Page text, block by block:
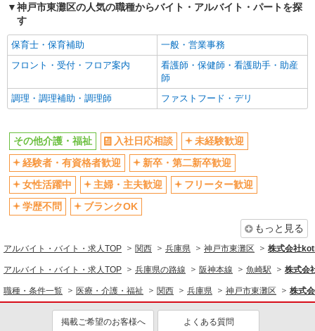
昇給あり
完全週休2日制
フルタイム歓迎
禁煙・分煙
駅直結・駅チカ
車通勤OK
自転車通勤OK
残業少なめ（月20h未満）
交通費支給
退職金・財形貯蓄制度あり
各種手当（家族・役職・インセン
ティブなど）あり
制服貸与
研修制度あり
資格取得支援制度あり
同じ職種から求人を探す
同じ特徴から求人を探す
未経験歓迎
ミドル（40代～）活躍中
ボーナス・賞与あり
車通勤OK
神戸市東灘区の人気の職種からバイト・アルバイト・パートを探
す
保育士・保育補助
一般・営業事務
フロント・受付・フロア案内
看護師・保健師・看護助手・助産
師
調理・調理補助・調理師
ファストフード・デリ
その他介護・福祉 入社日応相談
未経験歓迎
経験者・有資格者歓迎
新卒・第二新卒歓迎
女性活躍中
主婦・主夫歓迎
フリーター歓迎
学歴不問
ブランクOK
もっと見る
アルバイト・バイト・求人TOP 関西 兵庫県 神戸市東灘区 株式会社
アルバイト・バイト・求人TOP 兵庫県の路線 阪神本線 魚崎駅 株式会
職種・条件一覧 医療・介護・福祉 関西 兵庫県 神戸市東灘区 株式
掲載ご希望のお客様へ よくある質問